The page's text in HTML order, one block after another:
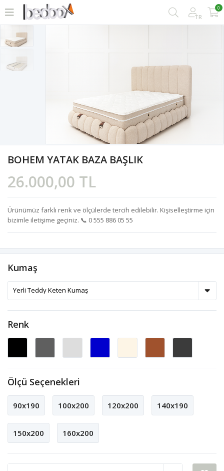
TR
0
BOHEM YATAK BAZA BAŞLIK
26.000,00 TL
Ürünümüz farklı renk ve ölçülerde tercih edilebilir. Kişiselleştirme için
bizimle iletişime geçiniz. 📞 0 555 886 05 55
Kumaş
Renk
Ölçü Seçenekleri
90x190 100x200 120x200 140x190
150x200 160x200